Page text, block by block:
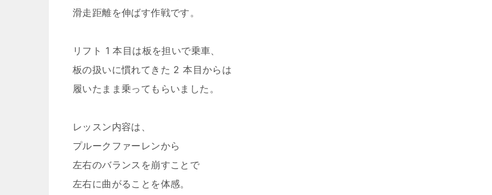
滑走距離を伸ばす作戦です。
リフト 1 本目は板を担いで乗車、
板の扱いに慣れてきた 2 本目からは
履いたまま乗ってもらいました。
レッスン内容は、
プルークファーレンから
左右のバランスを崩すことで
左右に曲がることを体感。